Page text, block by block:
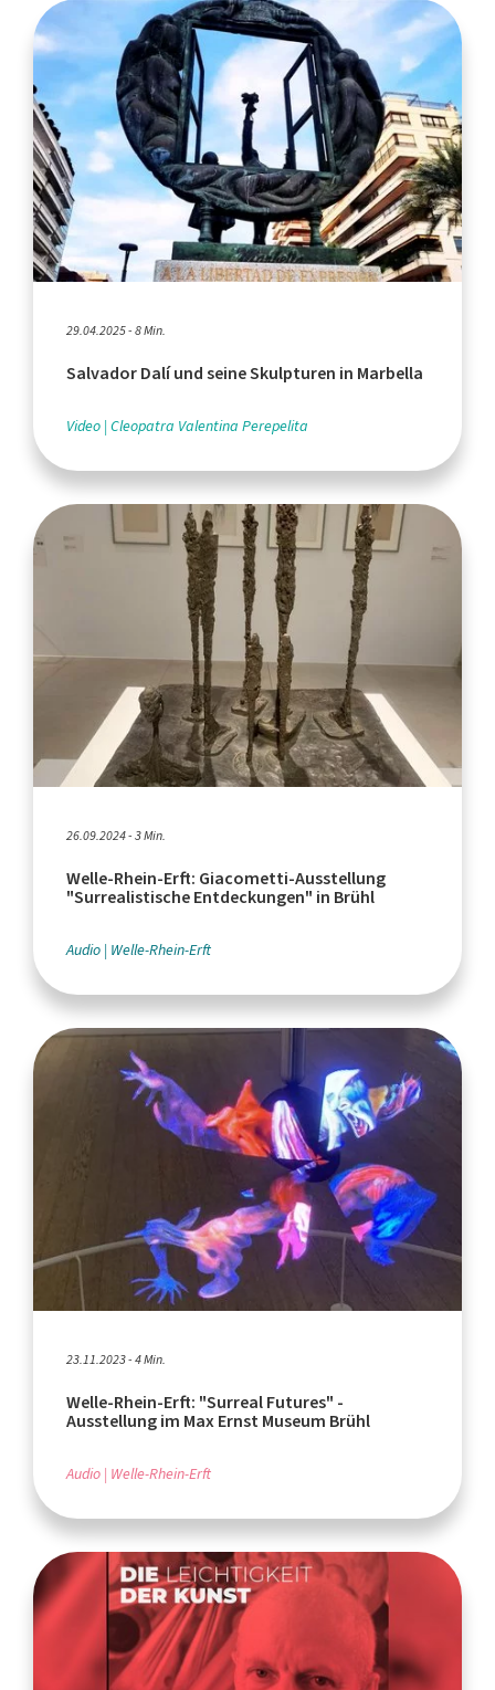
29.04.2025 - 8 Min.
Salvador Dalí und seine Skulpturen in Marbella
Video Cleopatra Valentina Perepelita
26.09.2024 - 3 Min.
Welle-Rhein-Erft: Giacometti-Ausstellung
"Surrealistische Entdeckungen" in Brühl
Audio Welle-Rhein-Erft
23.11.2023 - 4 Min.
Welle-Rhein-Erft: "Surreal Futures" -
Ausstellung im Max Ernst Museum Brühl
Audio Welle-Rhein-Erft